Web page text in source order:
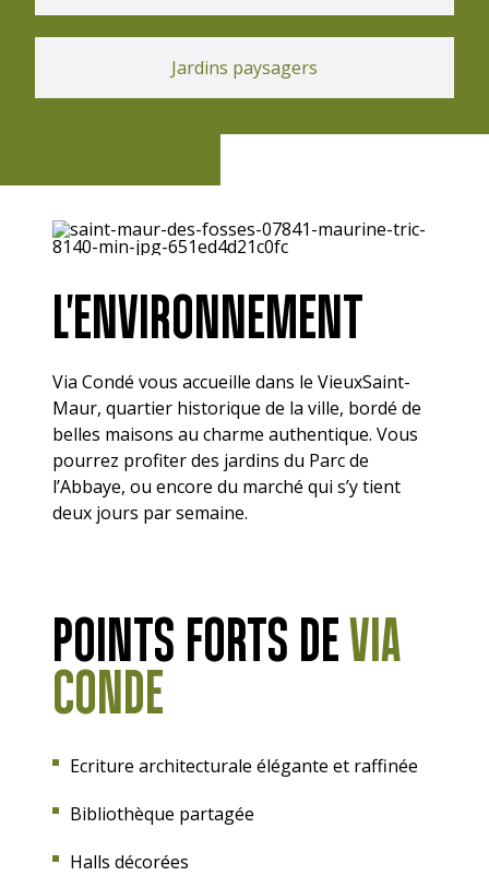
Jardins paysagers
L'ENVIRONNEMENT
Via Condé vous accueille dans le VieuxSaint-
Maur, quartier historique de la ville, bordé de
belles maisons au charme authentique. Vous
pourrez profiter des jardins du Parc de
l’Abbaye, ou encore du marché qui s’y tient
deux jours par semaine.
POINTS FORTS DEVIA
CONDE
Ecriture architecturale élégante et raffinée
Bibliothèque partagée
Halls décorées